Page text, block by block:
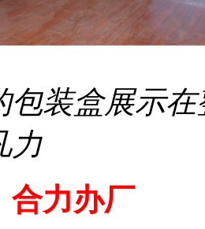
包装盒展示
力
力办厂